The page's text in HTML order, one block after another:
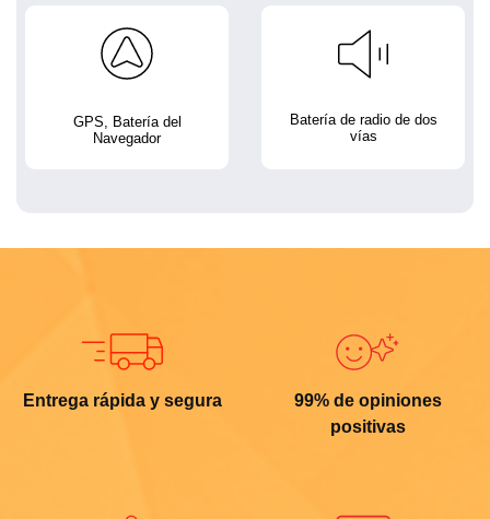
GPS, Batería del
Navegador
Batería de radio de dos
vías
Entrega rápida y segura
99% de opiniones
positivas